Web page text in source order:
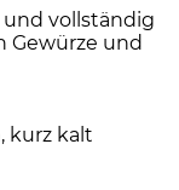
und vollständig
Gewürze und
kurz kalt